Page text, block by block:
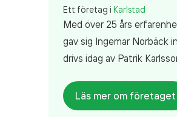
Ett företag i Karlstad
Med över 25 års
gav sig Ingemar Norbäck
drivs idag av Patrik
Läs mer om företaget